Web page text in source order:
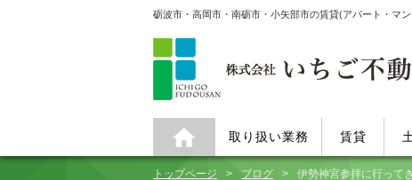
砺波市・高岡市・南砺市・小矢部市の賃貸(アパート・マ
取り扱い業務 賃貸
トップページ ブログ 伊勢神宮参拝に行って